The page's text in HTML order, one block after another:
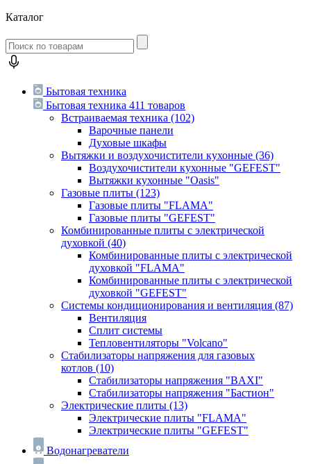
Каталог
Бытовая техника
Бытовая техника 411 товаров
Встраиваемая техника (102)
Варочные панели
Духовые шкафы
Вытяжки и воздухочистители кухонные (36)
Воздухочистители кухонные "GEFEST"
Вытяжки кухонные "Oasis"
Газовые плиты (123)
Газовые плиты "FLAMA"
Газовые плиты "GEFEST"
Комбинированные плиты с электрической
духовкой (40)
Комбинированные плиты с электрической
духовкой "FLAMA"
Комбинированные плиты с электрической
духовкой "GEFEST"
Системы кондиционирования и вентиляция (87)
Вентиляция
Сплит системы
Тепловентиляторы "Volcano"
Стабилизаторы напряжения для газовых
котлов (10)
Стабилизаторы напряжения "BAXI"
Стабилизаторы напряжения "Бастион"
Электрические плиты (13)
Электрические плиты "FLAMA"
Электрические плиты "GEFEST"
Водонагреватели